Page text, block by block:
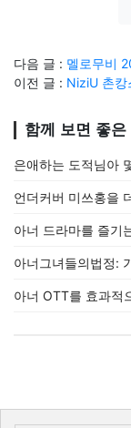
다음 글 : 멜로무비
이전 글 : NiziU 촌캉
함께 보면 좋은
은애하는 도적님아
언더커버 미쓰홍을
아너 드라마를 즐기
아너그녀들의법정:
아너 OTT를 효과적